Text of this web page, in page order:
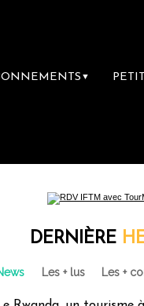
▼
!
DERNIÈRE
Les + lus Les +